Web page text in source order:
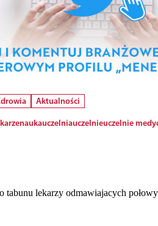
Aktualności
naukauczelniauczelnieuczelnie